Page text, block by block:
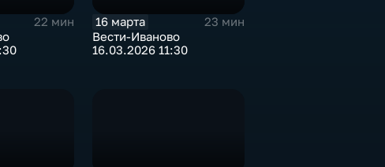
22 мин
16 марта
23 мин
Вести-Иваново
16.03.2026 11:30